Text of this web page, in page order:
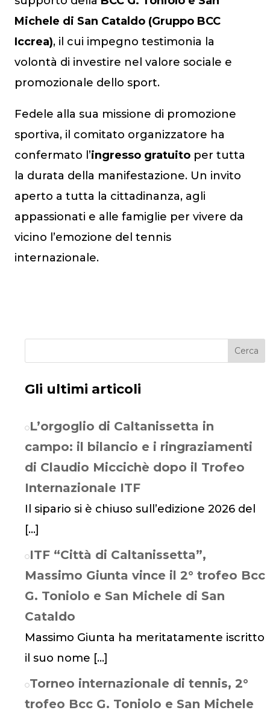
Michele di San Cataldo (Gruppo BCC
Iccrea), il cui impegno testimonia la
volontà di investire nel valore sociale e
promozionale dello sport.
Fedele alla sua missione di promozione
sportiva, il comitato organizzatore ha
confermato l’ingresso gratuito per tutta
la durata della manifestazione. Un invito
aperto a tutta la cittadinanza, agli
appassionati e alle famiglie per vivere da
vicino l’emozione del tennis
internazionale.
Cerca
Gli ultimi articoli
L’orgoglio di Caltanissetta in
campo: il bilancio e i ringraziamenti
di Claudio Miccichè dopo il Trofeo
Internazionale ITF
Il sipario si è chiuso sull’edizione 2026 del
[…]
ITF “Città di Caltanissetta”,
Massimo Giunta vince il 2° trofeo Bcc
G. Toniolo e San Michele di San
Cataldo
Massimo Giunta ha meritatamente iscritto
il suo nome […]
Torneo internazionale di tennis, 2°
trofeo Bcc G. Toniolo e San Michele